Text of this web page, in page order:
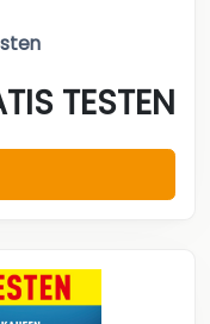
TESTEN